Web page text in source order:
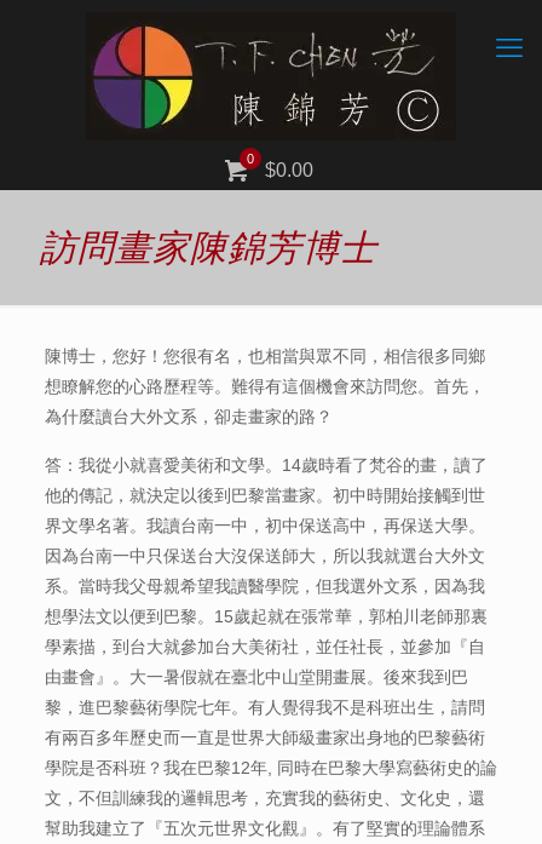
0
$0.00
訪問畫家陳錦芳博士
陳博士，您好！您很有名，也相當與眾不同，相信很多同鄉
想瞭解您的心路歷程等。難得有這個機會來訪問您。首先，
為什麼讀台大外文系，卻走畫家的路？
答：我從小就喜愛美術和文學。14歲時看了梵谷的畫，讀了
他的傳記，就決定以後到巴黎當畫家。初中時開始接觸到世
界文學名著。我讀台南一中，初中保送高中，再保送大學。
因為台南一中只保送台大沒保送師大，所以我就選台大外文
系。當時我父母親希望我讀醫學院，但我選外文系，因為我
想學法文以便到巴黎。15歲起就在張常華，郭柏川老師那裏
學素描，到台大就參加台大美術社，並任社長，並參加『自
由畫會』。大一暑假就在臺北中山堂開畫展。後來我到巴
黎，進巴黎藝術學院七年。有人覺得我不是科班出生，請問
有兩百多年歷史而一直是世界大師級畫家出身地的巴黎藝術
學院是否科班？我在巴黎12年, 同時在巴黎大學寫藝術史的論
文，不但訓練我的邏輯思考，充實我的藝術史、文化史，還
幫助我建立了『五次元世界文化觀』。有了堅實的理論體系